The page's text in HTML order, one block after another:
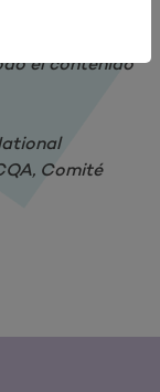
el contenido
Comité